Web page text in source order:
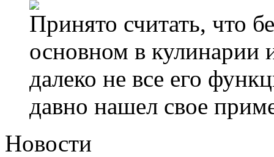
Принято считать, что
основном в кулинарии
далеко не все его
давно нашел свое
Новости